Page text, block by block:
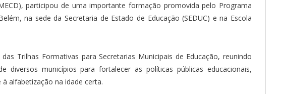
participou de uma importante formação promovida pelo Programa
na sede da Secretaria de Estado de Educação (SEDUC) e na Escola
Trilhas Formativas para Secretarias Municipais de Educação, reunindo
diversos municípios para fortalecer as políticas públicas educacionais,
alfabetização na idade certa.